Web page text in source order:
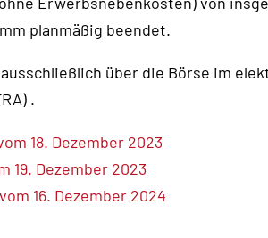
planmäßig beendet.
über die Börse im
.
18. Dezember 2023
19. Dezember 2023
16. Dezember 2024